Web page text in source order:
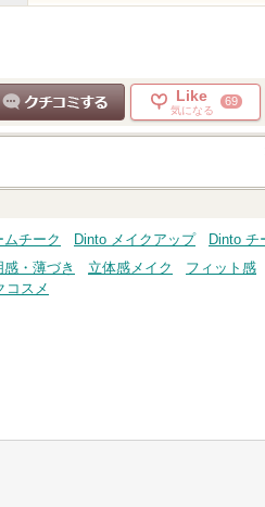
クチコミする
Like
気になる
69
チーク Dinto メイクアップ Dinto チ
感・薄づき 立体感メイク フィット感
コスメ